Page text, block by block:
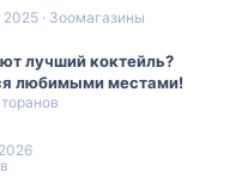
Зоомагазины
лучший коктейль?
любимыми местами!